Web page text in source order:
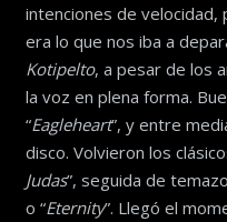
intenciones de velocidad,
era lo que nos iba a
Kotipelto, a pesar de los
la voz en plena forma.
“Eagleheart”, y entre
disco. Volvieron los
Judas”, seguida de
o “Eternity”. Llegó el